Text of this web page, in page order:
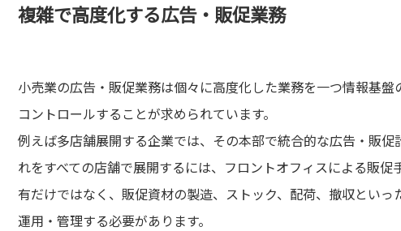
複雑で高度化する広告・販促業務
小売業の広告・販促業務は個々に高度化した業務を一つ情報基盤
コントロールすることが求められています。
例えば多店舗展開する企業では、その本部で統合的な広告・販促
れをすべての店舗で展開するには、フロントオフィスによる販促
有だけではなく、販促資材の製造、ストック、配荷、撤収といっ
運用・管理する必要があります。